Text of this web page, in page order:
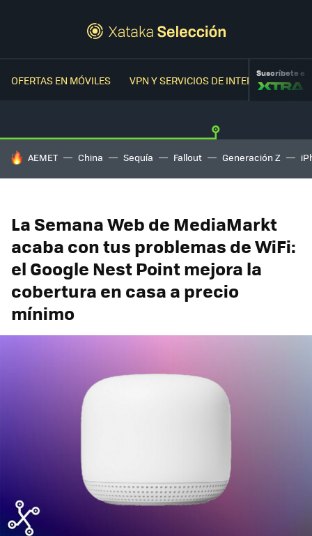
OFERTAS EN MÓVILES VPN Y SERVICIOS DE INTERNETSuscríbete a
HOY SE HABLA DE
AEMET China Sequía Fallout Generación Z
La Semana Web de MediaMarkt
acaba con tus problemas de WiFi:
el Google Nest Point mejora la
cobertura en casa a precio
mínimo